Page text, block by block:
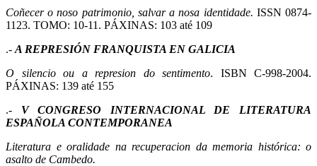
Coñecer o noso patrimonio, salvar a nosa identidade. ISSN 0874-
1123. TOMO: 10-11. PÁXINAS: 103 até 109
.- A REPRESIÓN FRANQUISTA EN GALICIA
O silencio ou a represion do sentimento. ISBN C-998-2004.
PÁXINAS: 139 até 155
.- V CONGRESO INTERNACIONAL DE LITERATURA
ESPAÑOLA CONTEMPORANEA
Literatura e oralidade na recuperacion da memoria histórica: o
asalto de Cambedo.